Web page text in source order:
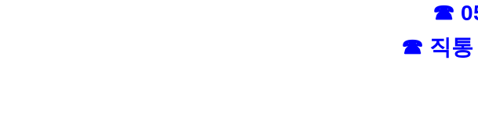
☎
☎ 직통